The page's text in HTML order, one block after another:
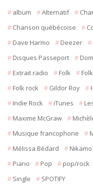
album Alternatif
Chanson québécoise
Dave Harmo
Deezer
Disques Passeport
Extrait radio
Folk
Folk rock
Gildor Roy
Indie Rock
iTunes
Maxime McGraw
Musique francophone
Mélissa Bédard
Piano
Pop pop/rock
Single
SPOTIFY